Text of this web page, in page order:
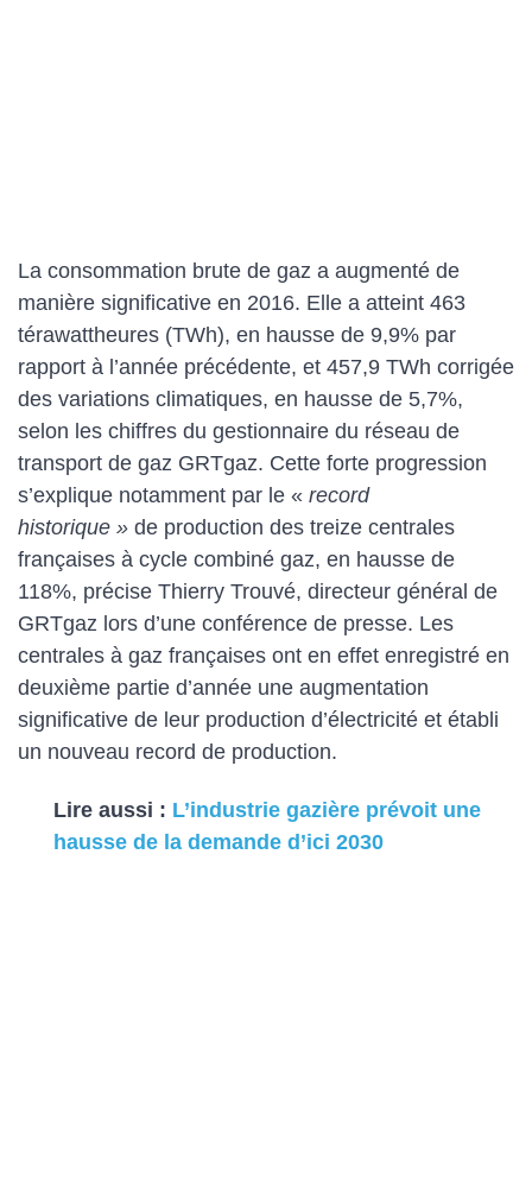
La consommation brute de gaz a augmenté de
manière significative en 2016. Elle a atteint 463
térawattheures (TWh), en hausse de 9,9% par
rapport à l’année précédente, et 457,9 TWh corrigée
des variations climatiques, en hausse de 5,7%,
selon les chiffres du gestionnaire du réseau de
transport de gaz GRTgaz. Cette forte progression
s’explique notamment par le « record
historique » de production des treize centrales
françaises à cycle combiné gaz, en hausse de
118%, précise Thierry Trouvé, directeur général de
GRTgaz lors d’une conférence de presse. Les
centrales à gaz françaises ont en effet enregistré en
deuxième partie d’année une augmentation
significative de leur production d’électricité et établi
un nouveau record de production.
Lire aussi : L’industrie gazière prévoit une
hausse de la demande d’ici 2030